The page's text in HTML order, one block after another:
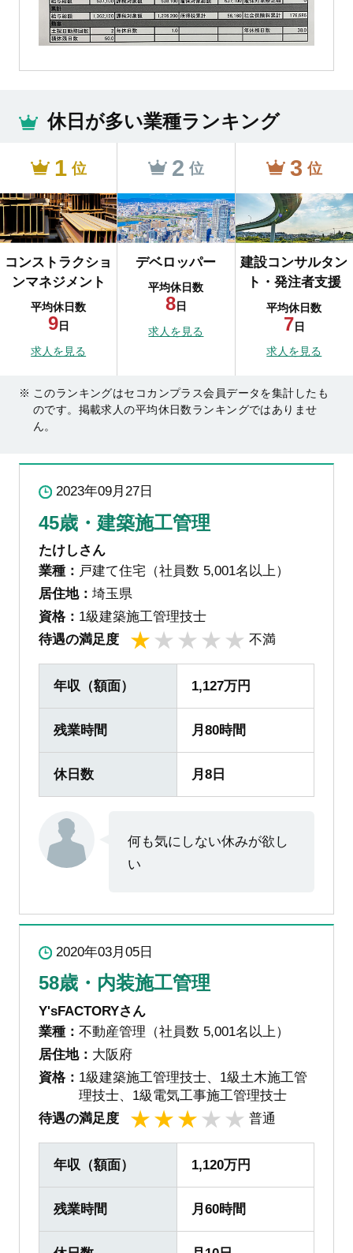
休日が多い業種ランキング
1 位
コンストラクショ
ンマネジメント
平均休日数
9日
求人を見る
2 位
デベロッパー
平均休日数
8日
求人を見る
3 位
建設コンサルタン
ト・発注者支援
平均休日数
7日
求人を見る
このランキングはセコカンプラス会員データを集計したも
のです。掲載求人の平均休日数ランキングではありませ
ん。
2023年09月27日
45歳・建築施工管理
たけしさん
業種： 戸建て住宅（社員数 5,001名以上）
居住地： 埼玉県
資格： 1級建築施工管理技士
待遇の満足度
不満
年収（額面） 1,127万円
残業時間 月80時間
休日数 月8日
何も気にしない休みが欲し
い
2020年03月05日
58歳・内装施工管理
Y'sFACTORYさん
業種： 不動産管理（社員数 5,001名以上）
居住地： 大阪府
資格： 1級建築施工管理技士、1級土木施工管
理技士、1級電気工事施工管理技士
待遇の満足度
普通
年収（額面） 1,120万円
残業時間 月60時間